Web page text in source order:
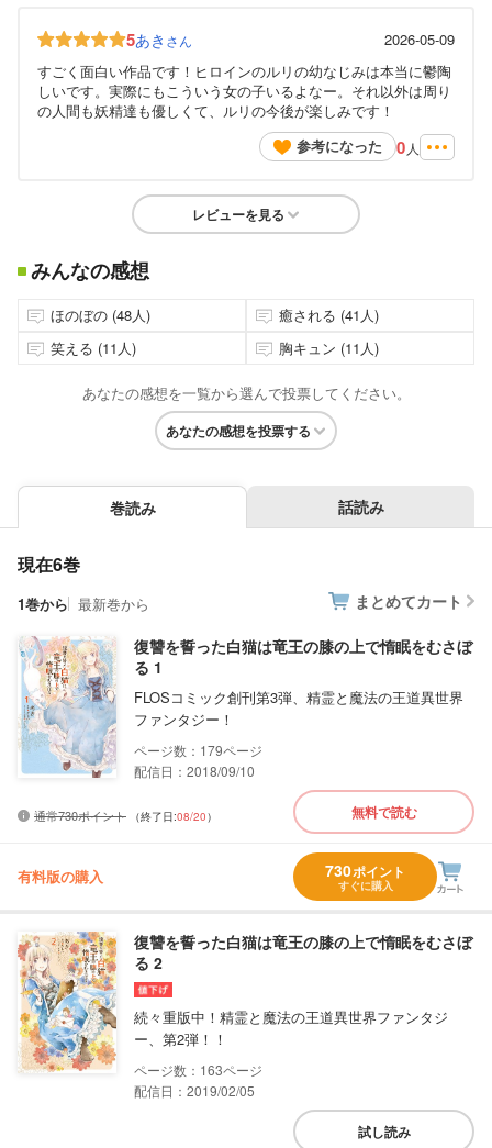
5あき さん
2026-05-09
すごく面白い作品です！ヒロインのルリの幼なじみは本当に鬱陶
しいです。実際にもこういう女の子いるよなー。それ以外は周り
の人間も妖精達も優しくて、ルリの今後が楽しみです！
参考になった
0 人
レビューを見る
みんなの感想
ほのぼの (48人)
癒される (41人)
笑える (11人)
胸キュン (11人)
あなたの感想を一覧から選んで投票してください。
あなたの感想を投票する
巻読み 話読み
現在6巻
1巻から 最新巻から まとめてカート
復讐を誓った白猫は竜王の膝の上で惰眠をむさぼ
る 1
FLOSコミック創刊第3弾、精霊と魔法の王道異世界
ファンタジー！
179
配信日：2018/09/10
通常730ポイント （終了日:08/20） 無料で読む
有料版の購入 730ポイント
すぐに購入
復讐を誓った白猫は竜王の膝の上で惰眠をむさぼ
る 2
続々重版中！精霊と魔法の王道異世界ファンタジ
ー、第2弾！！
163
配信日：2019/02/05
試し読み